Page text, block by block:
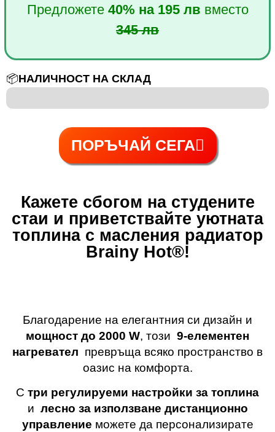
Предложете 40% на 195 лв вместо
345 лв
📦НАЛИЧНОСТ НА СКЛАД
ПОРЪЧАЙ СЕГА
Кажете сбогом на студените
стаи и приветствайте уютната
топлина с масления радиатор
Brainy Hot®️!
Благодарение на елегантния си дизайн и
мощност до 2000 W, този 9-елементен
нагревател превръща всяко пространство в
оазис на комфорта.
С три регулируеми настройки за топлина
и лесно за използване дистанционно
управление можете да персонализирате